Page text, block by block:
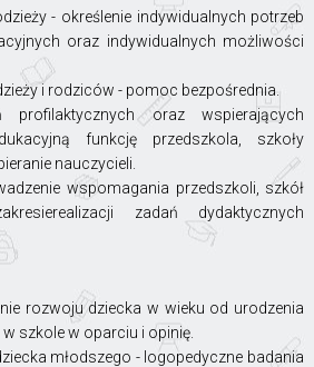
- określenie indywidualnych potrzeb
oraz indywidualnych możliwości
i rodziców - pomoc bezpośrednia.
profilaktycznych oraz wspierających
funkcję przedszkola, szkoły
nauczycieli.
wspomagania przedszkoli, szkół
zadań dydaktycznych
rozwoju dziecka w wieku od urodzenia
szkole w oparciu i opinię.
młodszego - logopedyczne badania